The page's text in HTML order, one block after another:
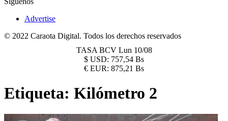
Advertise
© 2022 Caraota Digital. Todos los derechos reservados
TASA BCV Lun 10/08
$ USD: 757,54 Bs
€ EUR: 875,21 Bs
Etiqueta: Kilómetro 2